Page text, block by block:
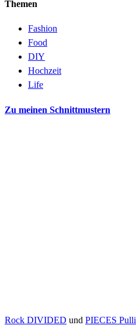
Themen
Fashion
Food
DIY
Hochzeit
Life
Zu meinen Schnittmustern
Rock DIVIDED und PIECES Pulli